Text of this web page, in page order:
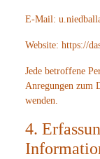
E-Mail:
Website: https://
Jede betroffene
Anregungen zum
wenden.
4.